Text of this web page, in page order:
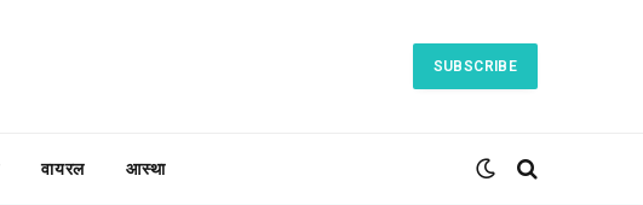
SUBSCRIBE
वायरल आस्था